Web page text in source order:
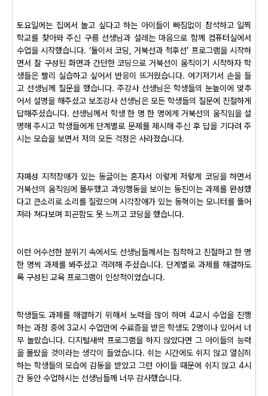
토요일에는 집에서 놀고 싶다고 하는 아이들이 빠짐없이 참석하고 일찍
학교를 찾아와 주신 구름 선생님과 설레는 마음으로 함께 컴퓨터실에서
수업을 시작했습니다. ‘둘이서 코딩, 거북선과 척후선’ 프로그램을 시작하
면서 잘 구성된 화면과 간단한 코딩으로 거북선이 움직이기 시작하자 학
생들은 빨리 실습하고 싶어서 반응이 뜨거웠습니다. 여기저기서 손을 들
고 선생님께 질문을 했습니다. 주강사 선생님은 학생들의 눈높이에 맞추
어서 설명을 해주셨고 보조강사 선생님은 모든 학생들의 질문에 친절하게
답해주셨습니다. 선생님께서 학생 한 명 한 명에게 거북선의 움직임을 설
명해 주시고 학생들에게 단계별로 문제를 제시해 주신 후 답을 기다려 주
시는 모습을 보면서 저의 모든 걱정은 사라졌습니다.
자폐성 지적장애가 있는 동글이는 혼자서 이렇게 저렇게 코딩을 하면서
거북선의 움직임에 몰두했고 과잉행동을 보이는 동진이는 과제를 완성했
다고 큰소리로 소리를 질렀으며 시각장애가 있는 동혁이는 모니터를 뚫어
져라 쳐다보며 피곤함도 못 느끼고 코딩을 했습니다.
이런 어수선한 분위기 속에서도 선생님들께서는 침착하고 친절하고 한 명
한 명씩 과제를 봐주셨고 격려해 주셨습니다. 단계별로 과제를 해결하도
록 구성된 교육 프로그램이 인상적이었습니다.
학생들도 과제를 해결하기 위해서 노력을 많이 하며 4교시 수업을 진행
하는 과정 중에 3교시 수업만에 수료증을 받은 학생도 2명이나 있어서 너
무 놀랐습니다. 디지털새싹 프로그램을 하지 않았다면 그 아이들의 능력
을 몰랐을 것이라는 생각이 들었습니다. 쉬는 시간에도 쉬지 않고 열심히
하는 학생들의 모습에 감동을 받았고 그런 아이들 때문에 쉬지 않고 4시
간 동안 수업하시는 선생님들께 너무 감사했습니다.